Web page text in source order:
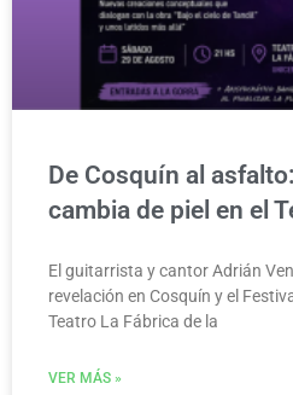
De Cosquín al
cambia de piel en el
El guitarrista y cantor Adrián
revelación en Cosquín y el
Teatro La Fábrica de la
VER MÁS »